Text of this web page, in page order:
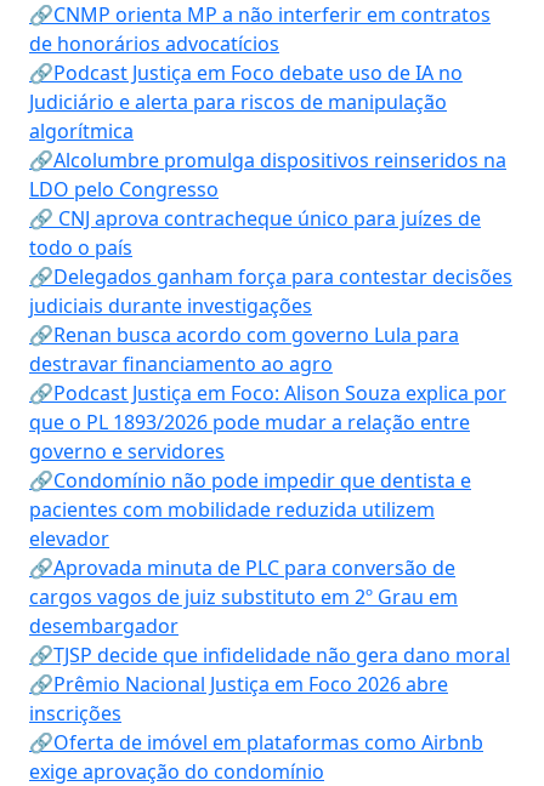
🔗CNMP orienta MP a não interferir em contratos
de honorários advocatícios
🔗Podcast Justiça em Foco debate uso de IA no
Judiciário e alerta para riscos de manipulação
algorítmica
🔗Alcolumbre promulga dispositivos reinseridos na
LDO pelo Congresso
🔗 CNJ aprova contracheque único para juízes de
todo o país
🔗Delegados ganham força para contestar decisões
judiciais durante investigações
🔗Renan busca acordo com governo Lula para
destravar financiamento ao agro
🔗Podcast Justiça em Foco: Alison Souza explica por
que o PL 1893/2026 pode mudar a relação entre
governo e servidores
🔗Condomínio não pode impedir que dentista e
pacientes com mobilidade reduzida utilizem
elevador
🔗Aprovada minuta de PLC para conversão de
cargos vagos de juiz substituto em 2º Grau em
desembargador
🔗TJSP decide que infidelidade não gera dano moral
🔗Prêmio Nacional Justiça em Foco 2026 abre
inscrições
🔗Oferta de imóvel em plataformas como Airbnb
exige aprovação do condomínio